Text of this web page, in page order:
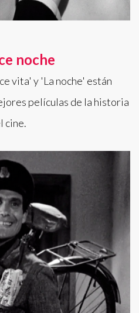
noche
vita' y 'La noche' están
películas de la historia
cine.